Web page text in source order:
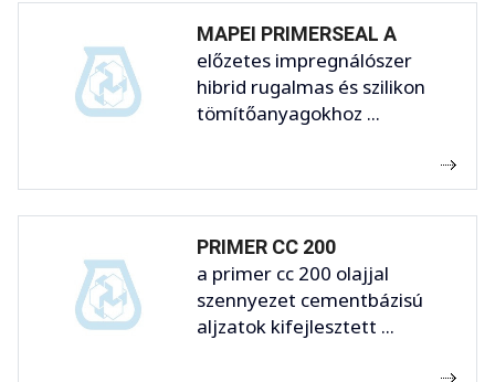
MAPEI PRIMERSEAL A
előzetes impregnálószer
hibrid rugalmas és szilikon
tömítőanyagokhoz ...
PRIMER CC 200
a primer cc 200 olajjal
szennyezet cementbázisú
aljzatok kifejlesztett ...